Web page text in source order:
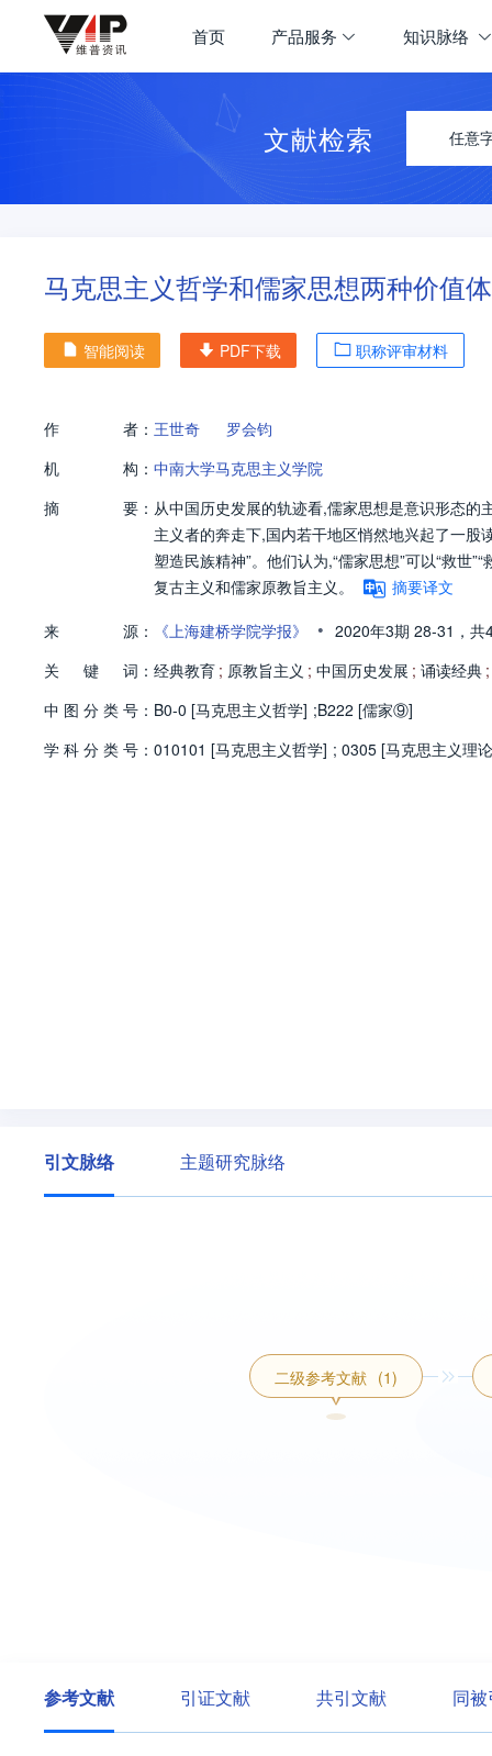
首页 产品服务 知识脉络
文献检索 任意
马克思主义哲学和儒家思想两种价值
智能阅读 PDF下载 职称评审材料
作 者： 王世奇
罗会钧
机
构： 中南大学马克思主义学院
摘
要： 从中国历史发展的轨迹看,儒家思想是意识形态
主义者的奔走下,国内若干地区悄然地兴起了一股
塑造民族精神”。他们认为,“儒家思想”可以“救世
复古主义和儒家原教旨主义。
摘要译文
来
源： 《上海建桥学院学报》 • 2020年3期 28-31， 共
关
键 词： 经典教育 ; 原教旨主义 ; 中国历史发展 ; 诵读经典 ;
中 图 分 类 号： B0-0 [马克思主义哲学] ;B222 [儒家⑨]
学 科 分 类 号： 010101 [马克思主义哲学] ; 0305 [马克思主义理
引文脉络 主题研究脉络
二级参考文献 (1)
参考文献 引证文献 共引文献 同